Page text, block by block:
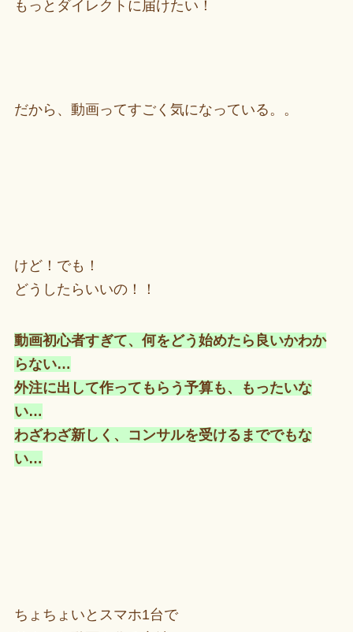
もっとダイレクトに届けたい！
だから、動画ってすごく気になっている。。
けど！でも！
どうしたらいいの！！
動画初心者すぎて、何をどう始めたら良いかわか
らない…
外注に出して作ってもらう予算も、もったいな
い…
わざわざ新しく、コンサルを受けるまででもな
い…
ちょちょいとスマホ1台で